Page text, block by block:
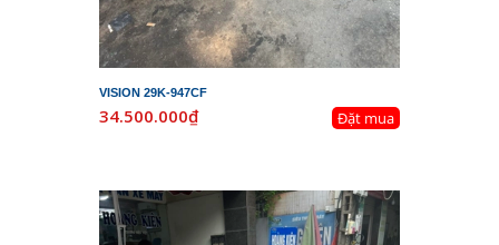
VISION 29K-947CF
34.500.000₫ Đặt mua